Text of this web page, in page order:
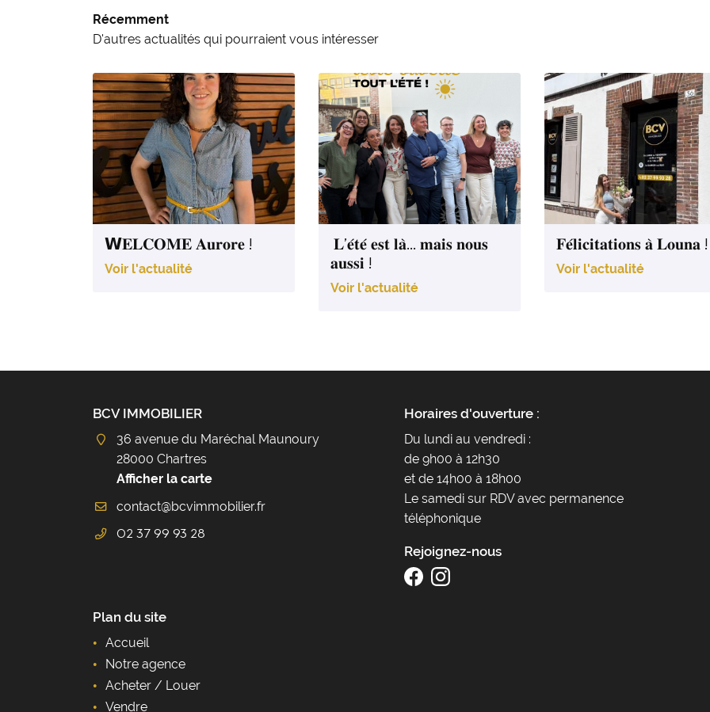
Récemment
D'autres actualités qui pourraient vous intéresser
𝗪𝐄𝐋𝐂𝐎𝐌𝐄 𝐀𝐮𝐫𝐨𝐫𝐞 !
Voir l'actualité
𝐋’𝐞́𝐭𝐞́ 𝐞𝐬𝐭 𝐥𝐚̀… 𝐦𝐚𝐢𝐬 𝐧𝐨𝐮𝐬
𝐚𝐮𝐬𝐬𝐢 !
Voir l'actualité
𝐅𝐞́𝐥𝐢𝐜𝐢𝐭𝐚𝐭𝐢𝐨𝐧𝐬 𝐚̀ 𝐋𝐨𝐮𝐧𝐚 !
Voir l'actualité
BCV IMMOBILIER
36 avenue du Maréchal Maunoury
28000 Chartres
Afficher la carte
02 37 99 93 28
Horaires d'ouverture :
Du lundi au vendredi :
de 9h00 à 12h30
et de 14h00 à 18h00
Le samedi sur RDV avec permanence
téléphonique
Rejoignez-nous
Plan du site
Accueil
Notre agence
Acheter / Louer
Vendre